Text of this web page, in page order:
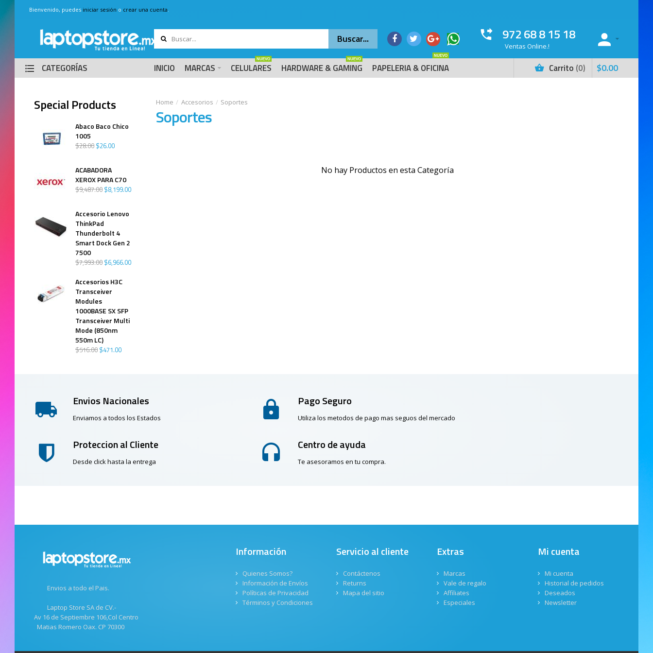
Bienvenido, puedes iniciar sesión o crear una cuenta.
972 68 8 15 18
Ventas Online.!
CATEGORÍAS INICIO MARCAS CELULARES
NUEVO
HARDWARE & GAMING
NUEVO
PAPELERIA & OFICINA
NUEVO
Carrito 0 $0.00
Accesorios Soportes
Soportes
No hay Productos en esta Categoría
Special Products
Abaco Baco Chico
1005
$28.00 $26.00
ACABADORA
XEROX PARA C70
$9,487.00 $8,199.00
Accesorio Lenovo
ThinkPad
Thunderbolt 4
Smart Dock Gen 2
7500
$7,993.00 $6,966.00
Accesorios H3C
Transceiver
Modules
1000BASE SX SFP
Transceiver Multi
Mode (850nm
550m LC)
$516.00 $471.00
Envios Nacionales
Enviamos a todos los Estados
Pago Seguro
Utiliza los metodos de pago mas seguos del mercado
Proteccion al Cliente
Desde click hasta la entrega
Centro de ayuda
Te asesoramos en tu compra.
Envios a todo el Pais.
Laptop Store SA de CV.-
Av 16 de Septiembre 106,Col Centro
Matias Romero Oax. CP 70300
Información
Quienes Somos?
Información de Envíos
Políticas de Privacidad
Términos y Condiciones
Servicio al cliente
Contáctenos
Returns
Mapa del sitio
Extras
Marcas
Vale de regalo
Affiliates
Especiales
Mi cuenta
Mi cuenta
Historial de pedidos
Deseados
Newsletter